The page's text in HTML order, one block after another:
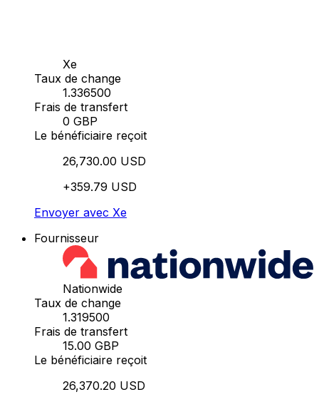
Xe
Taux de change
1.336500
Frais de transfert
0 GBP
Le bénéficiaire reçoit
26,730.00 USD
+359.79 USD
Envoyer avec Xe
Fournisseur
Nationwide
Taux de change
1.319500
Frais de transfert
15.00 GBP
Le bénéficiaire reçoit
26,370.20 USD